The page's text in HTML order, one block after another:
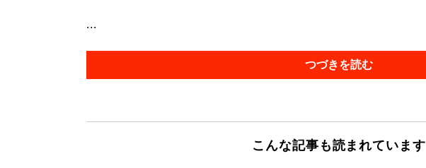
...
つづきを読む
こんな記事も読まれています